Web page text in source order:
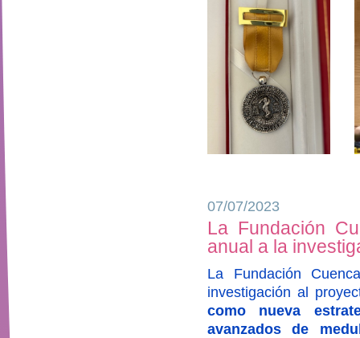
07/07/2023
La Fundación
anual a la
La Fundación
investigación al
como nueva
avanzados de